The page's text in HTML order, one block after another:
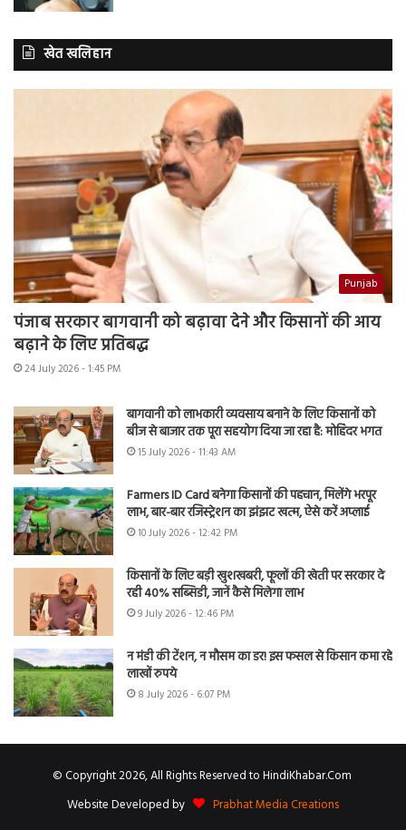
खेत खलिहान
Punjab
पंजाब सरकार बागवानी को बढ़ावा देने और किसानों की आय
बढ़ाने के लिए प्रतिबद्ध
24 July 2026 - 1:45 PM
बागवानी को लाभकारी व्यवसाय बनाने के लिए किसानों को
बीज से बाजार तक पूरा सहयोग दिया जा रहा है: मोहिंदर भगत
15 July 2026 - 11:43 AM
Farmers ID Card बनेगा किसानों की पहचान, मिलेंगे भरपूर
लाभ, बार-बार रजिस्ट्रेशन का झंझट खत्म, ऐसे करें अप्लाई
10 July 2026 - 12:42 PM
किसानों के लिए बड़ी खुशखबरी, फूलों की खेती पर सरकार दे
रही 40% सब्सिडी, जानें कैसे मिलेगा लाभ
9 July 2026 - 12:46 PM
न मंडी की टेंशन, न मौसम का डर! इस फसल से किसान कमा रहे
लाखों रुपये
8 July 2026 - 6:07 PM
© Copyright 2026, All Rights Reserved to HindiKhabar.Com
Website Developed by
Prabhat Media Creations